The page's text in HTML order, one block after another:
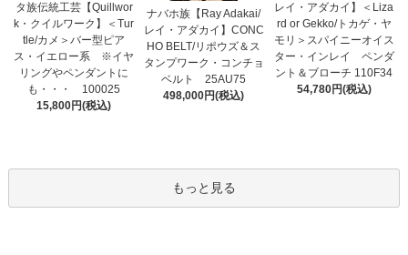
タ族伝統工芸【Quillwor
k・クイルワーク】＜Tur
tle/カメ＞バー型ピア
ス・イエロー系 ※イヤ
リングやペンダントに
も・・・ 100025
15,800円(税込)
ナバホ族【Ray Adakai/
レイ・アダカイ】CONC
HO BELT/リポウズ＆ス
タンプワーク・コンチョ
ベルト 25AU75
498,000円(税込)
レイ・アダカイ】＜Liza
rd or Gekko/トカゲ・ヤ
モリ＞スパイニーオイス
ター・インレイ ペンダ
ント＆ブローチ 110F34
54,780円(税込)
もっと見る